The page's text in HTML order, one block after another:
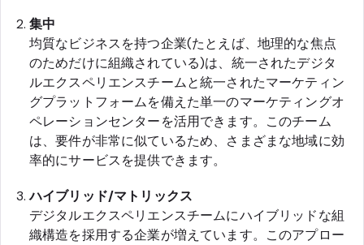
集中
均質なビジネスを持つ企業(たとえば、地理的な焦点
のためだけに組織されている)は、統一されたデジタ
ルエクスペリエンスチームと統一されたマーケティン
グプラットフォームを備えた単一のマーケティングオ
ペレーションセンターを活用できます。このチーム
は、要件が非常に似ているため、さまざまな地域に効
率的にサービスを提供できます。
ハイブリッド/マトリックス
デジタルエクスペリエンスチームにハイブリッドな組
織構造を採用する企業が増えています。このアプロー